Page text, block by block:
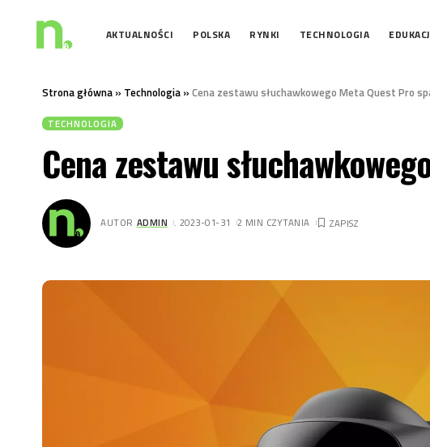
AKTUALNOŚCI POLSKA RYNKI TECHNOLOGIA
Strona główna » Technologia » Cena zestawu słuchawkowego Meta Quest Pro
TECHNOLOGIA
Cena zestawu
AUTOR ADMIN . 2023-01-31 2 MIN CZYTANIA